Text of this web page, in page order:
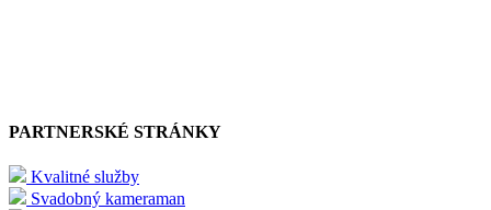
PARTNERSKÉ STRÁNKY
Kvalitné služby
Svadobný kameraman